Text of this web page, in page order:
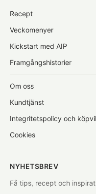
Recept
Veckomenyer
Kickstart med AIP
Framgångshistorier
Om oss
Kundtjänst
Integritetspolicy och
Cookies
NYHETSBREV
Få tips, recept och